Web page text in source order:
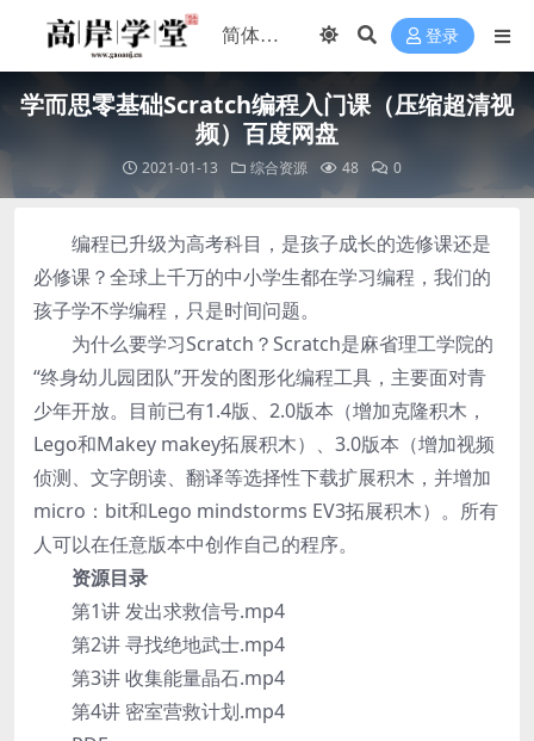
登录
学而思零基础Scratch编程入门课（压缩超清视
频）百度网盘
2021-01-13 综合资源 48 0
编程已升级为高考科目，是孩子成长的选修课还是
必修课？全球上千万的中小学生都在学习编程，我们的
孩子学不学编程，只是时间问题。
为什么要学习Scratch？Scratch是麻省理工学院的
“终身幼儿园团队”开发的图形化编程工具，主要面对青
少年开放。目前已有1.4版、2.0版本（增加克隆积木，
Lego和Makey makey拓展积木）、3.0版本（增加视频
侦测、文字朗读、翻译等选择性下载扩展积木，并增加
micro：bit和Lego mindstorms EV3拓展积木）。所有
人可以在任意版本中创作自己的程序。
资源目录
第1讲 发出求救信号.mp4
第2讲 寻找绝地武士.mp4
第3讲 收集能量晶石.mp4
第4讲 密室营救计划.mp4